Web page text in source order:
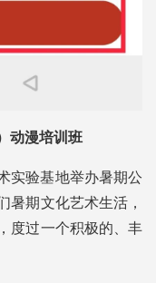
动漫培训班
实验基地举办暑期公
暑期文化艺术生活，
度过一个积极的、丰